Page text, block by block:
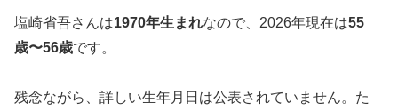
塩崎省吾さんは1970年生まれなので、2026年現在は55
歳〜56歳です。
残念ながら、詳しい生年月日は公表されていません。た